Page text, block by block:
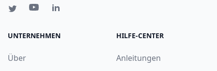
UNTERNEHMEN
Über
HILFE-CENTER
Anleitungen